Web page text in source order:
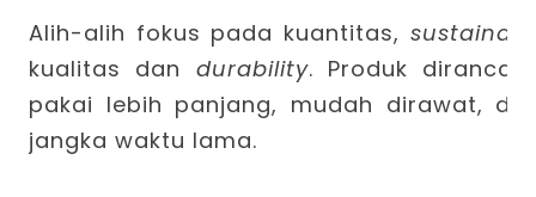
Alih-alih fokus pada kuantitas,
kualitas dan durability. Produk
pakai lebih panjang, mudah dirawat,
jangka waktu lama.